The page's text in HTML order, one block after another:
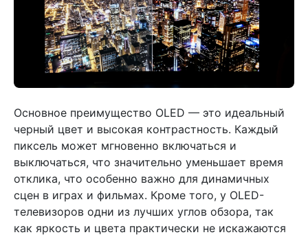
Основное преимущество OLED — это идеальный
черный цвет и высокая контрастность. Каждый
пиксель может мгновенно включаться и
выключаться, что значительно уменьшает время
отклика, что особенно важно для динамичных
сцен в играх и фильмах. Кроме того, у OLED-
телевизоров одни из лучших углов обзора, так
как яркость и цвета практически не искажаются